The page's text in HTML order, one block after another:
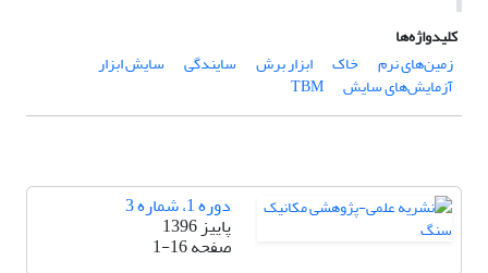
کلیدواژه‌ها
زمین‌های نرم
خاک ابزار برش سایندگی سایش ابزار
آزمایش‌های سایش TBM
دوره 1، شماره 3
پاییز 1396
صفحه1-16